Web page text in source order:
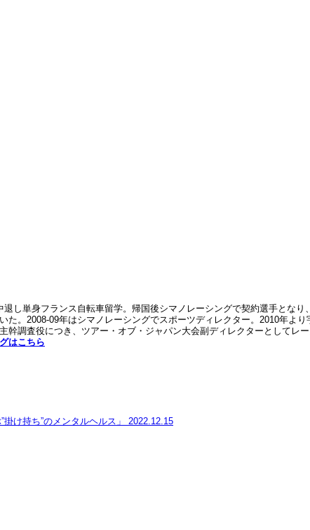
し単身フランス自転車留学。帰国後シマノレーシングで契約選手となり
。2008-09年はシマノレーシングでスポーツディレクター。2010年よ
調査役につき、ツアー・オブ・ジャパン大会副ディレクターとしてレ
はこちら
け持ち”のメンタルヘルス」 2022.12.15